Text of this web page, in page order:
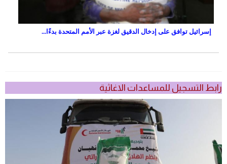
إسرائيل توافق على إدخال الدقيق لغزة عبر الأمم المتحدة بدءًا...
رابط التسجيل للمساعدات الاغاثية